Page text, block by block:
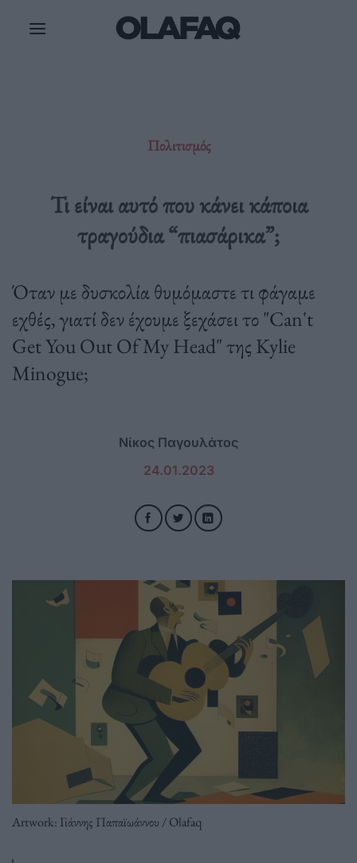
Πολιτισμός
Τι είναι αυτό που κάνει κάποια
τραγούδια “πιασάρικα”;
Όταν με δυσκολία θυμόμαστε τι φάγαμε
εχθές, γιατί δεν έχουμε ξεχάσει το "Can't
Get You Out Of My Head" της Kylie
Minogue;
Νίκος Παγουλάτος
24.01.2023
Artwork: Γιάννης Παπαϊωάννου / Olafaq